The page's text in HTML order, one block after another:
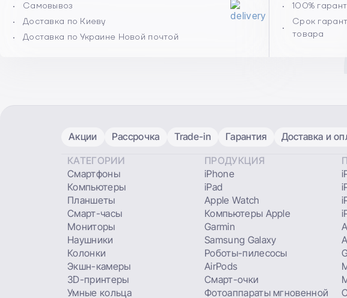
Самовывоз
Доставка по Киеву
Доставка по Украине Новой почтой
100%
Срок
товара
Акции Рассрочка Trade-in Гарантия Доставка и
КАТЕГОРИИ
Смартфоны
Компьютеры
Планшеты
Смарт-часы
Мониторы
Наушники
Колонки
Экшн-камеры
3D-принтеры
Умные кольца
ПРОДУКЦИЯ
iPhone
iPad
Apple Watch
Компьютеры Apple
Garmin
Samsung Galaxy
Роботы-пилесосы
AirPods
Смарт-очки
Фотоаппараты мгновенной